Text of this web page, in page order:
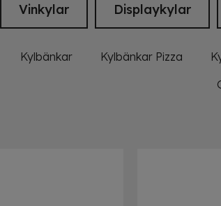
Vinkylar Displaykylar
Kylbänkar Kylbänkar Pizza